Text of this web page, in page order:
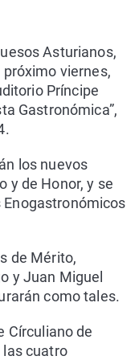
Asturianos,
viernes,
Príncipe
Gastronómica”,
los nuevos
y de Honor, y se
de Mérito,
y Juan Miguel
como tales.
Círculiano de
las cuatro